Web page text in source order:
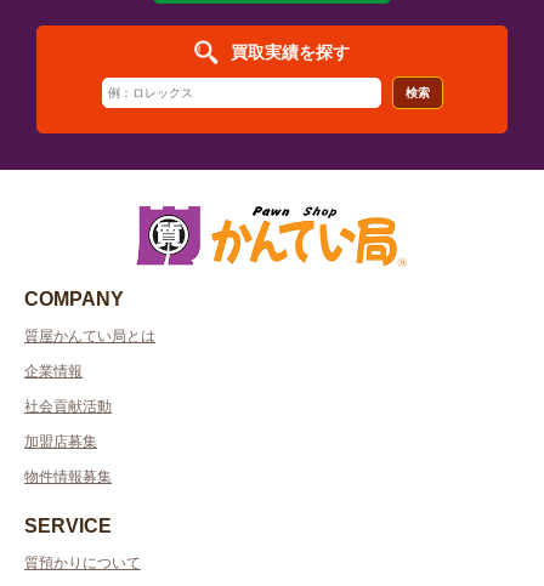
買取実績を探す
検索
COMPANY
質屋かんてい局とは
企業情報
社会貢献活動
加盟店募集
物件情報募集
SERVICE
質預かりについて